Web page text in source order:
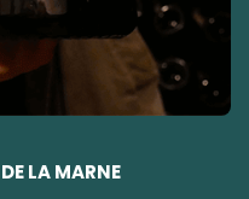
LA MARNE